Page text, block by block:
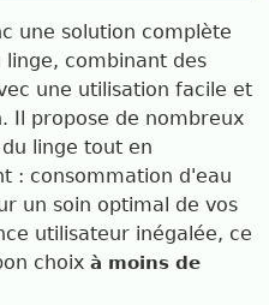
une solution complète
combinant des
une utilisation facile et
Il propose de nombreux
linge tout en
: consommation d'eau
un soin optimal de vos
utilisateur inégalée, ce
choixà moins de